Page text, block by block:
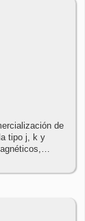
de
tipo j, k y